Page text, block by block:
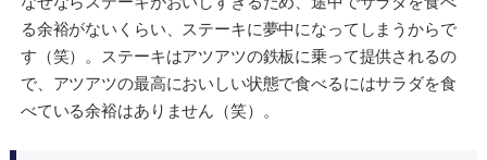
る余裕がないくらい、ステーキに夢中になってしまうからで
す（笑）。ステーキはアツアツの鉄板に乗って提供されるの
で、アツアツの最高においしい状態で食べるにはサラダを食
べている余裕はありません（笑）。